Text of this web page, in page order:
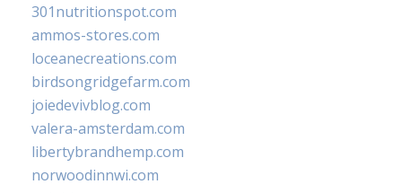
301nutritionspot.com
ammos-stores.com
loceanecreations.com
birdsongridgefarm.com
joiedevivblog.com
valera-amsterdam.com
libertybrandhemp.com
norwoodinnwi.com